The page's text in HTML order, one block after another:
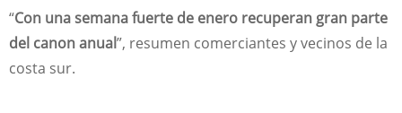
“Con una semana fuerte de enero recuperan gran parte
del canon anual”, resumen comerciantes y vecinos de la
costa sur.